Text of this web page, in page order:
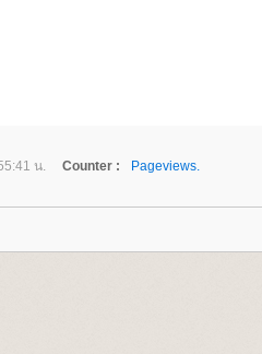
น. Counter :
Pageviews.